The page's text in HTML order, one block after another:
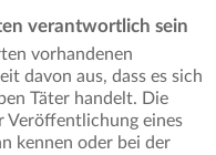
verantwortlich sein
vorhandenen
davon aus, dass es sich
Täter handelt. Die
Veröffentlichung eines
kennen oder bei der